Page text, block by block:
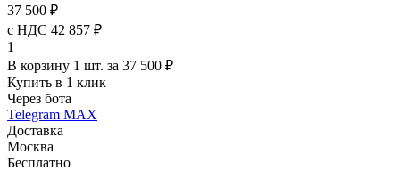
37 500 ₽
с НДС 42 857 ₽
1
В корзину 1 шт. за 37 500 ₽
Купить в 1 клик
Через бота
Telegram MAX
Доставка
Москва
Бесплатно